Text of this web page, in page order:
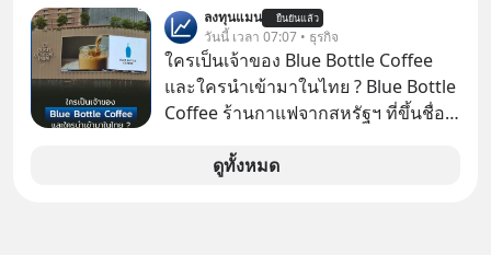
ลงทุนแมน ยืนยันแล้ว
วันนี้ เวลา 07:07 • ธุรกิจ
ใครเป็นเจ้าของ Blue Bottle Coffee
และใครนำเข้ามาในไทย ? Blue Bottle
Coffee ร้านกาแฟจากสหรัฐฯ ที่ขึ้นชื่อ
แรกในประเทศไทย ที่ Central Park
ดูทั้งหมด